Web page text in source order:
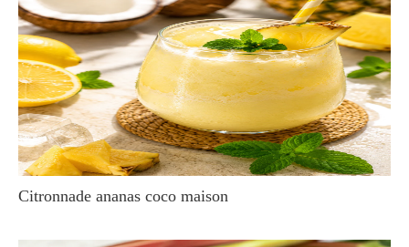
Citronnade ananas coco maison